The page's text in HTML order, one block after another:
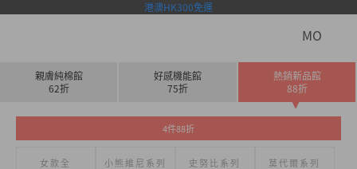
港澳HK300免運
MO
親膚純棉館
62折
好感機能館
75折
熱銷新品館
88折
4件88折
女款全 小熊維尼系列 史努比系列 莫代爾系列